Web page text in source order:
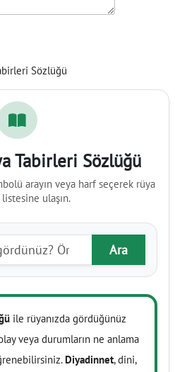
Sözlüğü
Tabirleri Sözlüğü
arayın veya harf seçerek rüya
ulaşın.
Ara
ile rüyanızda gördüğünüz
veya durumların ne anlama
Diyadinnet, dini,